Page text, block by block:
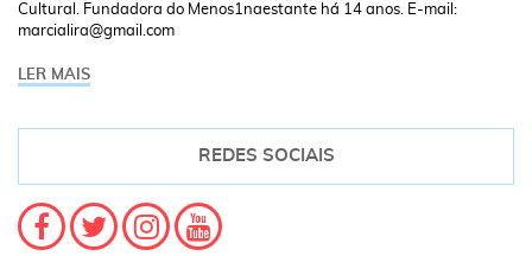
Cultural. Fundadora do Menos1naestante há 14 anos. E-mail:
marcialira@gmail.com
LER MAIS
REDES SOCIAIS